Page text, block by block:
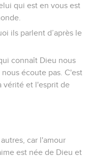
qui est en vous est
ils parlent d’après le
connaît Dieu nous
écoute pas. C'est
vérité et l'esprit de
car l'amour
est née de Dieu et